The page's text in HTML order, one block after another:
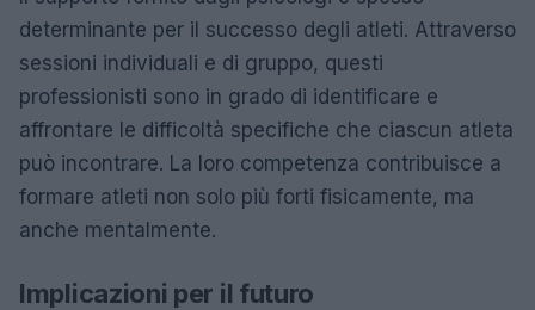
determinante per il successo degli atleti. Attraverso
sessioni individuali e di gruppo, questi
professionisti sono in grado di identificare e
affrontare le difficoltà specifiche che ciascun atleta
può incontrare. La loro competenza contribuisce a
formare atleti non solo più forti fisicamente, ma
anche mentalmente.
Implicazioni per il futuro